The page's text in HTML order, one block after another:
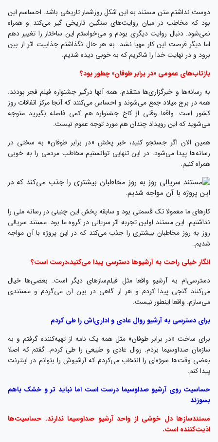
دوست نداشتم متن مستند به این شکلِ روزشمار تاریخی باشد. احساسم این
بود که مخاطب در میان روایت‌های سنگین تاریخی گیر می‌کند و همراه
نمی‌شود. دنبال روایت دیگری بودم و می‌خواستم این ساختار را تغییر دهم
اما دیگر فرصت این کار مهیا نشد. به هر حال نگذاشتم جذابیت اثر از بین
برود و در نهایت خدا را شاکریم که به خوبی دیده شدیم.
بازتاب‌های عمومی «در برابر طوفان» چطور بود؟
به رسانه‌ها و خبرگزاری‌ها منتقدم. همه آنها درگیر جشنواره فیلم فجر بودند.
همه در برج میلاد جمع می‌شوند و احساس می‌کنند که آنجا مرکز اتفاقات روز
کشور است. واقعا وقتی از کاخ جشنواره هم کمی فاصله بگیرید متوجه
می‌شوید که این رویداد چندان هم مورد توجه عموم نیست.
همین الان اگر جستجو کنید، خبر پخش «در برابر طوفان» به سختی در
رسانه‌ها پیدا می‌شود. در این تنهایی توانستیم مخاطب مردمی را به خوبی
همراه کنیم.
کارهای ما معمولا تک قسمتی بود و سابقه پخش این چنینی در رسانه ملی را
نداشتیم. این مستند اولین تجربه اثر سریالی در گروه ما بود. مستند سریالی
روز به روز مخاطبان بیشتری را جذب می‌کند که در این پروژه با آن مواجه
شدیم.
انگار خیلی راحت به آرشیوها دسترسی پیدا می‌کنید،‌درست است؟
دسترسی‌ام به آرشیو واقعا مثل فیلم‌سازهای دیگر است. بعضی‌ها خیال
می‌کنند گنجی پیدا کردم و هر از گاهی در بین آن می‌گردم و مستندی
می‌سازم. واقعا اینطور نیست.
برای دسترسی به آرشیو روال عادی و اداری‌اش را طی کردم
برای ساخت «در برابر طوفان» مثل همه یک نامه از تهیه‌کننده گرفتم و به
سازمان صداوسیما بردم. روال عادی و طبیعی را طی کردم. گفتم که اصلا
بعضی وقت‌ها سوژه‌ای را انتخاب می‌کردم که آرشیوش را بتوانم در اینترنت
پیدا کنم.
حساسیت روی آرشیو صداوسیما درست است اما نباید تر و خشک باهم
بسوزند
مستندسازها دل خوشی از واحد آرشیو صداوسیما ندارند. حساسیت‌ها
اذیت‌کننده است.